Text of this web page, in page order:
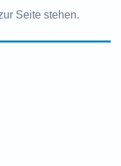
Seite stehen.